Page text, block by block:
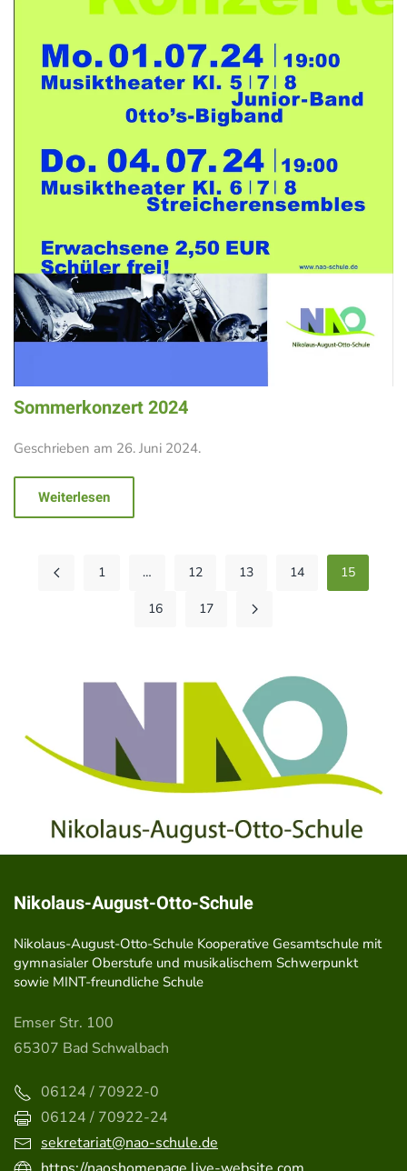
Sommerkonzert 2024
Geschrieben am 26. Juni 2024.
Weiterlesen
1 … 12 13 14 15
16 17
Nikolaus-August-Otto-Schule
Nikolaus-August-Otto-Schule Kooperative Gesamtschule mit
gymnasialer Oberstufe und musikalischem Schwerpunkt
sowie MINT-freundliche Schule
Emser Str. 100
65307 Bad Schwalbach
06124 / 70922-0
06124 / 70922-24
sekretariat@nao-schule.de